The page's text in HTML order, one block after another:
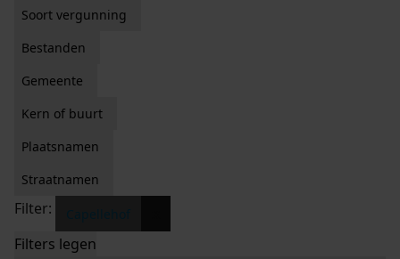
Soort vergunning
Bestanden
Gemeente
Kern of buurt
Plaatsnamen
Straatnamen
Filter:
Filters legen